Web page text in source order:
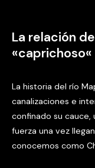
La relación
«caprichoso«
La historia del río
canalizaciones e
confinado su
fuerza una vez
conocemos como